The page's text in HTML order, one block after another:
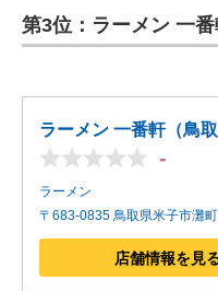
第3位：ラーメン 一
ラーメン 一番軒（鳥取
-
ラーメン
〒683-0835 鳥取県米子市灘
店舗情報を見